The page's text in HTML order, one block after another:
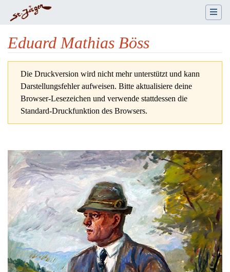
Eduard Mathias Böss
Die Druckversion wird nicht mehr unterstützt und kann
Darstellungsfehler aufweisen. Bitte aktualisiere deine
Browser-Lesezeichen und verwende stattdessen die
Standard-Druckfunktion des Browsers.